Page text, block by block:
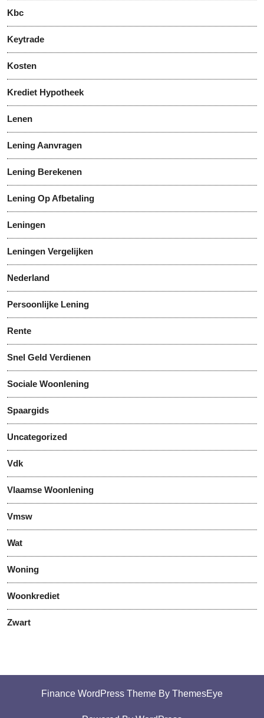
Kbc
Keytrade
Kosten
Krediet Hypotheek
Lenen
Lening Aanvragen
Lening Berekenen
Lening Op Afbetaling
Leningen
Leningen Vergelijken
Nederland
Persoonlijke Lening
Rente
Snel Geld Verdienen
Sociale Woonlening
Spaargids
Uncategorized
Vdk
Vlaamse Woonlening
Vmsw
Wat
Woning
Woonkrediet
Zwart
Finance WordPress Theme By ThemesEye